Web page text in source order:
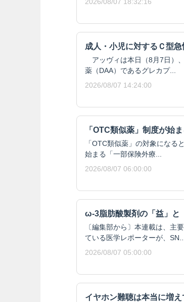
成人・小児に対するＣ型
アッヴィは本日（8月7日）
薬（DAA）であるグレカプ...
2026/08/07 14:24:00
「OTC類似薬」制度が始
「OTC類似薬」の対象にな
始まる「一部保険外療...
2026/08/07 06:00:00
ω-3脂肪酸製剤の「益」と
〔編集部から〕本連載は、主
ている医学レポーターが、SN...
2026/08/07 05:00:00
イヤホン難聴は本当に増え